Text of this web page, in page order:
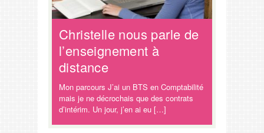
Christelle nous parle de
l’enseignement à
distance
Mon parcours J’ai un BTS en Comptabilité
mais je ne décrochais que des contrats
d’intérim. Un jour, j’en ai eu […]